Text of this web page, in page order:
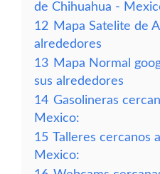
de Chihuahua -
12 Mapa Satelite de
alrededores
13 Mapa Normal
sus alrededores
14 Gasolineras
Mexico:
15 Talleres cercanos
Mexico: